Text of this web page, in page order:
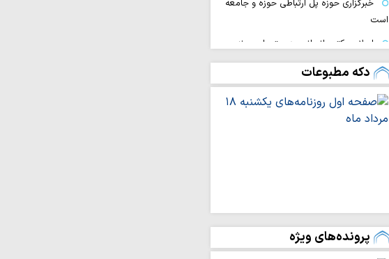
خبرگزاری حوزه پل ارتباطی حوزه و جامعه
است
اسلام مکتب انسانیت‌دوستی است نه
مکتب انسان‌دوستی
چرا نهضت مشروطه سرانجام نافرجامی
پیدا کرد؟
تشکیل شورای راهبری «طرح پایتخت نهج
سواد خانواده | آیا محبت زیاد به فرزندان،
می‌تواند به رابطه زوجین آسیب…
دکه مطبوعات
پرونده‌های ویژه